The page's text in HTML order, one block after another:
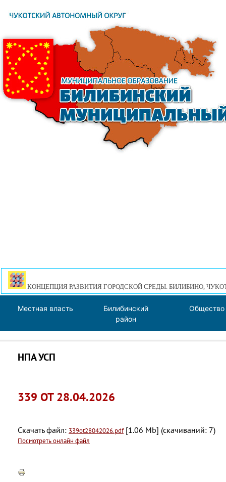
КОНЦЕПЦИЯ РАЗВИТИЯ ГОРОДСКОЙ СРЕДЫ. БИЛИБИНО,
Местная власть
Билибинский
район
Общество
НПА УСП
339 ОТ 28.04.2026
Скачать файл: 339ot28042026.pdf[1.06 Mb] (cкачиваний: 7)
Посмотреть онлайн файл